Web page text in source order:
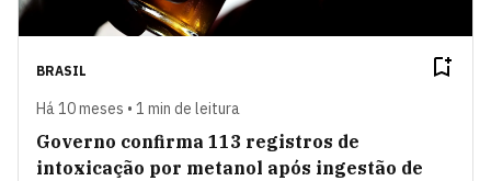
BRASIL
Há 10 meses • 1 min de leitura
Governo confirma 113 registros de
intoxicação por metanol após ingestão de